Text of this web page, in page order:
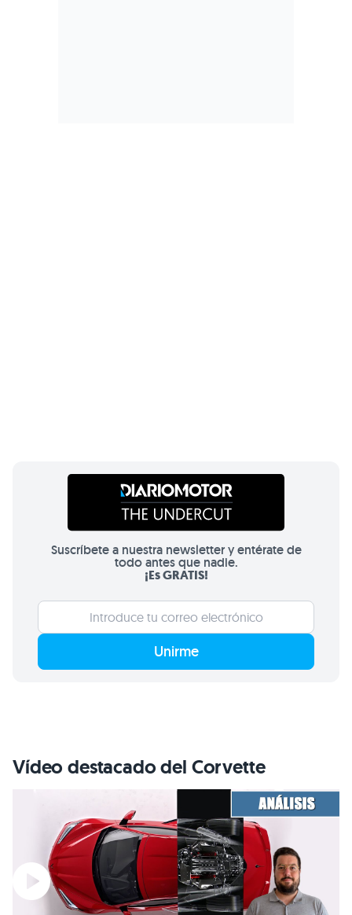
Suscríbete a nuestra newsletter y entérate de
todo antes que nadie.
¡Es GRATIS!
Unirme
Vídeo destacado del Corvette